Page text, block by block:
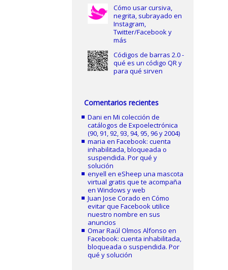
Cómo usar cursiva,
negrita, subrayado en
Instagram,
Twitter/Facebook y
más
Códigos de barras 2.0 -
qué es un código QR y
para qué sirven
Comentarios recientes
Dani enMi colección de
catálogos de Expoelectrónica
(90, 91, 92, 93, 94, 95, 96 y 2004)
maria enFacebook: cuenta
inhabilitada, bloqueada o
suspendida. Por qué y
solución
enyell eneSheep una mascota
virtual gratis que te acompaña
en Windows y web
Juan Jose Corado enCómo
evitar que Facebook utilice
nuestro nombre en sus
anuncios
Omar Raúl Olmos Alfonso en
Facebook: cuenta inhabilitada,
bloqueada o suspendida. Por
qué y solución